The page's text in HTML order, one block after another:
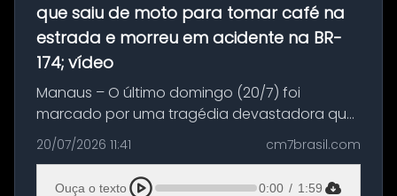
que saiu de moto para tomar café na
estrada e morreu em acidente na BR-
174; vídeo
Manaus – O último domingo (20/7) foi
marcado por uma tragédia devastadora que
resultou na morte precoce de dois jovens na
BR-174, na zona rural de Manaus. Um passeio
com destino a um típico café regio...
20/07/2026 11:41 cm7brasil.com
Ouça o texto 0:00 / 1:59